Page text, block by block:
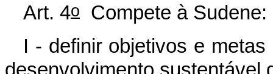
Art. 4o
Compete à Sudene:
I - definir objetivos e